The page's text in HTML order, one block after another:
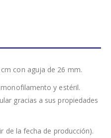
con aguja de 26 mm.
y estéril.
gracias a sus propiedades
de la fecha de producción).